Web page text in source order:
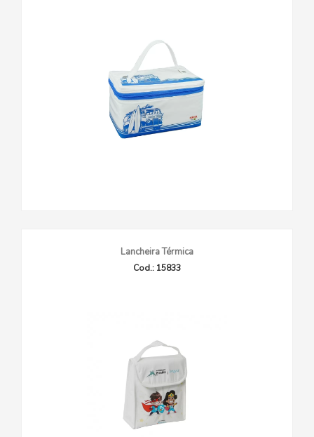
Lancheira Térmica
Cod.: 15833